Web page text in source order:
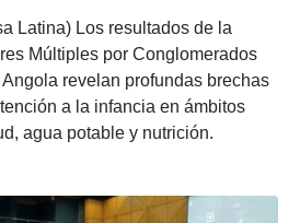
Latina) Los resultados de la
Múltiples por Conglomerados
revelan profundas brechas
a la infancia en ámbitos
agua potable y nutrición.